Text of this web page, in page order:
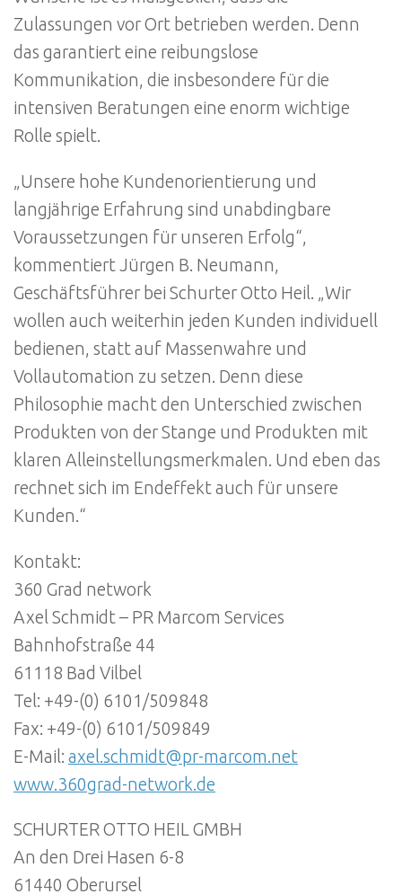
Zulassungen vor Ort betrieben werden. Denn
das garantiert eine reibungslose
Kommunikation, die insbesondere für die
intensiven Beratungen eine enorm wichtige
Rolle spielt.
„Unsere hohe Kundenorientierung und
langjährige Erfahrung sind unabdingbare
Voraussetzungen für unseren Erfolg“,
kommentiert Jürgen B. Neumann,
Geschäftsführer bei Schurter Otto Heil. „Wir
wollen auch weiterhin jeden Kunden individuell
bedienen, statt auf Massenwahre und
Vollautomation zu setzen. Denn diese
Philosophie macht den Unterschied zwischen
Produkten von der Stange und Produkten mit
klaren Alleinstellungsmerkmalen. Und eben das
rechnet sich im Endeffekt auch für unsere
Kunden.“
Kontakt:
360 Grad network
Axel Schmidt – PR Marcom Services
Bahnhofstraße 44
61118 Bad Vilbel
Tel: +49-(0) 6101/509848
Fax: +49-(0) 6101/509849
E-Mail: axel.schmidt@pr-marcom.net
www.360grad-network.de
SCHURTER OTTO HEIL GMBH
An den Drei Hasen 6-8
61440 Oberursel